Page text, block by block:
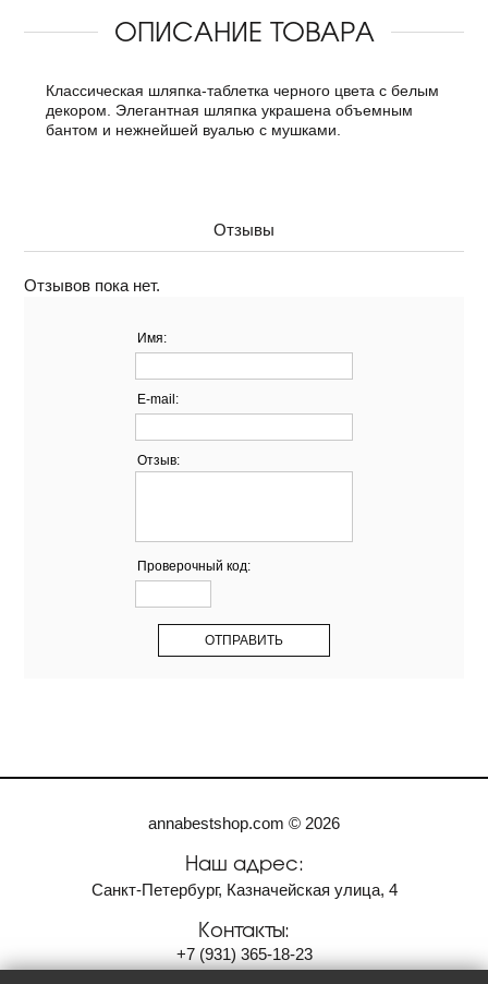
ОПИСАНИЕ ТОВАРА
Классическая шляпка-таблетка черного цвета с белым
декором. Элегантная шляпка украшена объемным
бантом и нежнейшей вуалью с мушками.
Отзывы
Отзывов пока нет.
Имя:
E-mail:
Отзыв:
Проверочный код:
annabestshop.com © 2026
Наш адрес:
Санкт-Петербург, Казначейская улица, 4
Контакты:
+7 (931) 365-18-23